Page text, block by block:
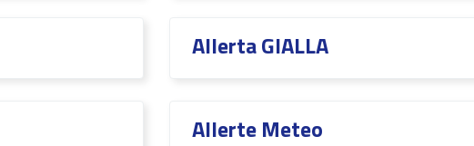
Allerta GIALLA
Allerte Meteo